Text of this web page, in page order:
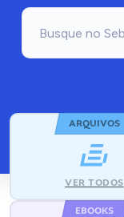
ARQUIVOS
VER TODOS
EBOOKS